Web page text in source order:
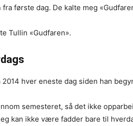
første dag. De kalte meg
Tullin «Gudfaren».
hver eneste dag siden han
semesteret, så det ikke
kan ikke være fadder bare til